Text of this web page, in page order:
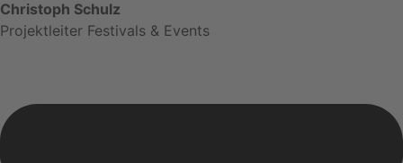
Christoph Schulz
Projektleiter Festivals & Events